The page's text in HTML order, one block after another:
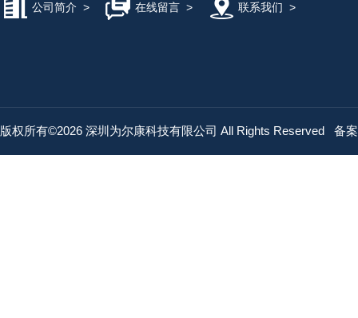
公司简介 > 在线留言> 联系我们 >
版权所有©2026 深圳为尔康科技有限公司 All Rights Reserved 备